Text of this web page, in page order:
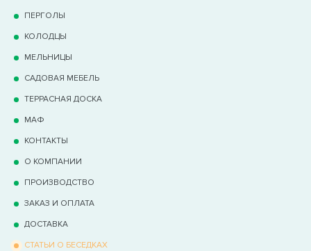
ПЕРГОЛЫ
КОЛОДЦЫ
МЕЛЬНИЦЫ
САДОВАЯ МЕБЕЛЬ
ТЕРРАCНАЯ ДОСКА
МАФ
КОНТАКТЫ
О КОМПАНИИ
ПРОИЗВОДСТВО
ЗАКАЗ И ОПЛАТА
ДОСТАВКА
СТАТЬИ О БЕСЕДКАХ